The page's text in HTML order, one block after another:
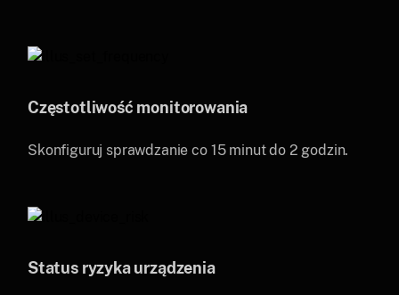
Częstotliwość monitorowania
Skonfiguruj sprawdzanie co 15 minut do 2 godzin.
Status ryzyka urządzenia